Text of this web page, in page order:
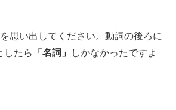
思い出してください。動詞の後ろに
したら 「名詞」
しかなかったですよ